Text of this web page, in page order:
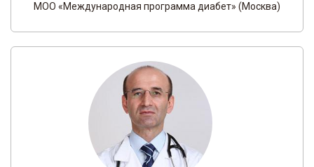
МОО «Международная программа диабет» (Москва)